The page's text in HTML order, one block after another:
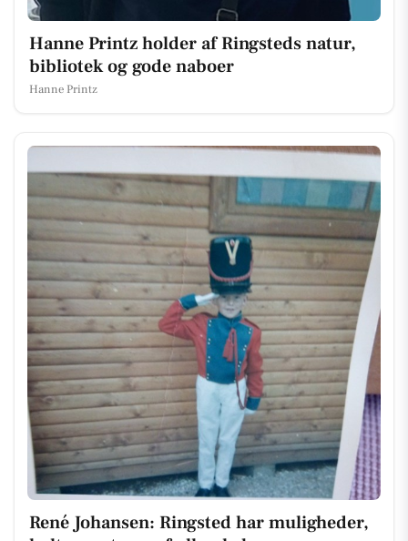
Hanne Printz holder af Ringsteds natur,
bibliotek og gode naboer
Hanne Printz
René Johansen: Ringsted har muligheder,